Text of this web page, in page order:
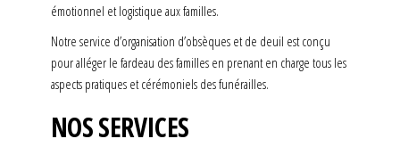
émotionnel et logistique aux familles.
Notre service d’organisation d’obsèques et de deuil est conçu
pour alléger le fardeau des familles en prenant en charge tous les
aspects pratiques et cérémoniels des funérailles.
NOS SERVICES